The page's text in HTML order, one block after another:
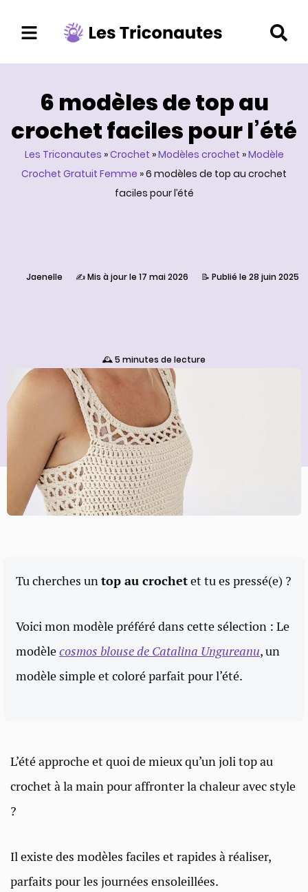
Aller
au
contenu6 modèles de top au
crochet faciles pour l’été
Les Triconautes »Crochet »Modèles crochet »Modèle
Crochet Gratuit Femme »6 modèles de top au crochet
faciles pour l’été
Jaenelle ✍️ Mis à jour le 17 mai 2026 📝 Publié le 28 juin 2025
🕰️ 5 minutes de lecture
Tu cherches untop au crochetet tu es pressé(e) ?
Voici mon modèle préféré dans cette sélection : Le
modèlecosmos blouse de Catalina Ungureanu, un
modèle simple et coloré parfait pour l’été.
L’été approche et quoi de mieux qu’un joli top au
crochet à la main pour affronter la chaleur avec style
?
Il existe des modèles faciles et rapides à réaliser,
parfaits pour les journées ensoleillées.